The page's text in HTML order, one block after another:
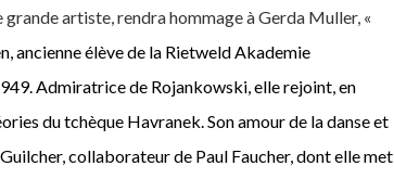
artiste, rendra hommage à Gerda Muller, «
ancienne élève de la Rietweld Akademie
.Admiratrice de Rojankowski, elle rejoint, en
du tchèque Havranek. Son amour de la danse et
collaborateur de Paul Faucher, dont elle met